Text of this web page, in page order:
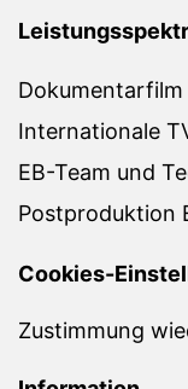
Dokumentarfilm
Internationale
EB-Team und
Postproduktion
Cookies-
Zustimmung